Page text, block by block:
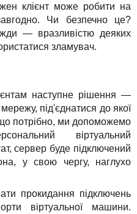
клієнт може робити на
Чи безпечно це?
— вразливістю деяких
зламувач.
наступне рішення —
під'єднатися до якої
потрібно, ми допоможемо
віртуальний
сервер буде підключений
у свою чергу, наглухо
прокидання підключень
віртуальної машини.